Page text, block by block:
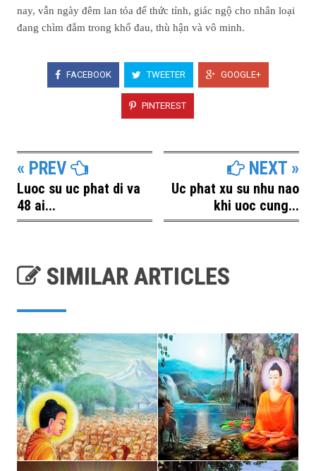
nay, vẫn ngày đêm lan tỏa để thức tỉnh, giác ngộ cho nhân loại
đang chìm đắm trong khổ đau, thù hận và vô minh.
FACEBOOK TWEETER GOOGLE+
PINTEREST
« PREV
Luoc su uc phat di va
48 ai...
NEXT »
Uc phat xu su nhu nao
khi uoc cung...
SIMILAR ARTICLES